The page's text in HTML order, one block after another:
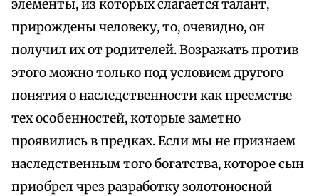
элементы, из которых слагается талант,
прирождены человеку, то, очевидно, он
получил их от родителей. Возражать против
этого можно только под условием другого
понятия о наследственности как преемстве
тех особенностей, которые заметно
проявились в предках. Если мы не признаем
наследственным того богатства, которое сын
приобрел чрез разработку золотоносной